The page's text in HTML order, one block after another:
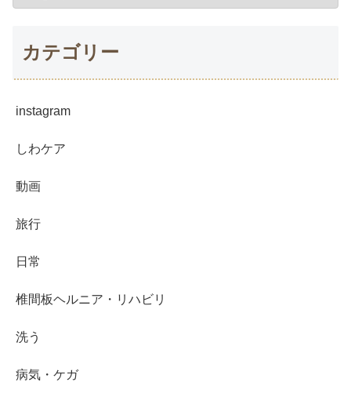
カテゴリー
instagram
しわケア
動画
旅行
日常
椎間板ヘルニア・リハビリ
洗う
病気・ケガ